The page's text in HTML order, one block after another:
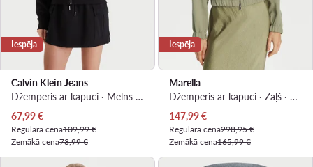
Iespēja
Calvin Klein Jeans
Džemperis ar kapuci · Melns · Relaxed Fit
Pašreizējā cena
67,99€
Regulārā cena109,99 €
Zemākā cena73,99 €
Iespēja
Marella
Džemperis ar kapuci · Zaļš · Regular Fit
Pašreizējā cena
147,99€
Regulārā cena298,95 €
Zemākā cena165,99 €